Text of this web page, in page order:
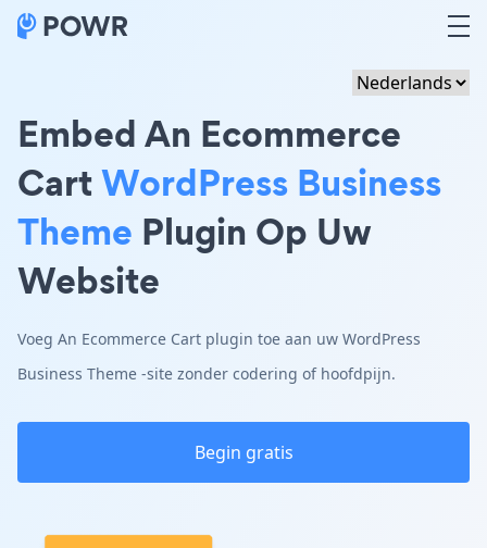
Embed An Ecommerce
CartWordPress Business
Theme Plugin Op Uw
Website
Voeg An Ecommerce Cart plugin toe aan uw WordPress
Business Theme -site zonder codering of hoofdpijn.
Begin gratis